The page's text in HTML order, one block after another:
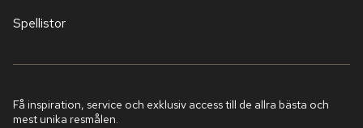
Spellistor
Få inspiration, service och exklusiv access till de allra bästa och
mest unika resmålen.